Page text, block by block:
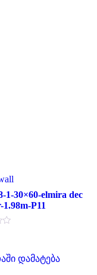
1-30×60-elmira dec
1.98m-P11
დამატება